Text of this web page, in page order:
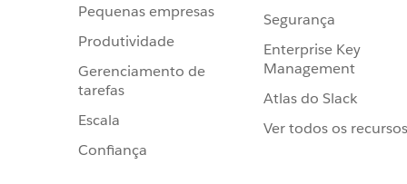
Pequenas empresas
Produtividade
Gerenciamento de
tarefas
Escala
Confiança
Segurança
Enterprise Key
Management
Atlas do Slack
Ver todos os recursos